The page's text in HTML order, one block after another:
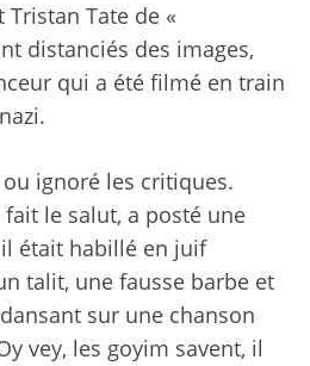
Tristan Tate de «
distanciés des images,
qui a été filmé en train
ignoré les critiques.
le salut, a posté une
était habillé en juif
talit, une fausse barbe et
sur une chanson
vey, les goyim savent, il